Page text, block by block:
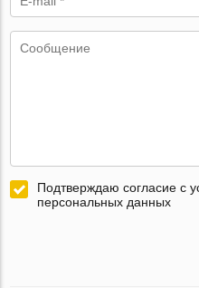
Подтверждаю согласие с
персональных данных